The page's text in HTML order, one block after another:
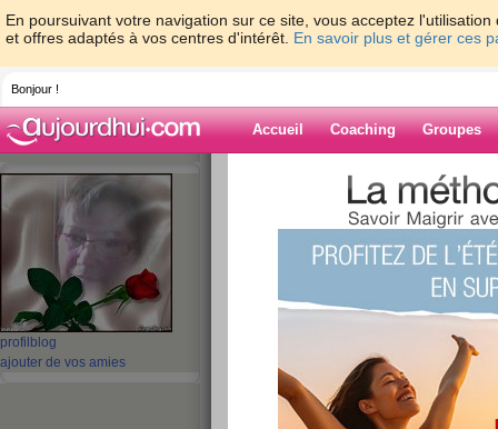
En poursuivant votre navigation sur ce site, vous acceptez
et offres adaptés à vos centres d'intérêt. En savoir plus et gérer ces
Bonjour !
Accueil Coaching Groupes
profil blog
ajouter de vos amies
> > samedi,
Blog de josie53
samedi, 22
ce matin, suis en forme , le grand ménage
paasez un bon wee-kend , et bisous à ceux